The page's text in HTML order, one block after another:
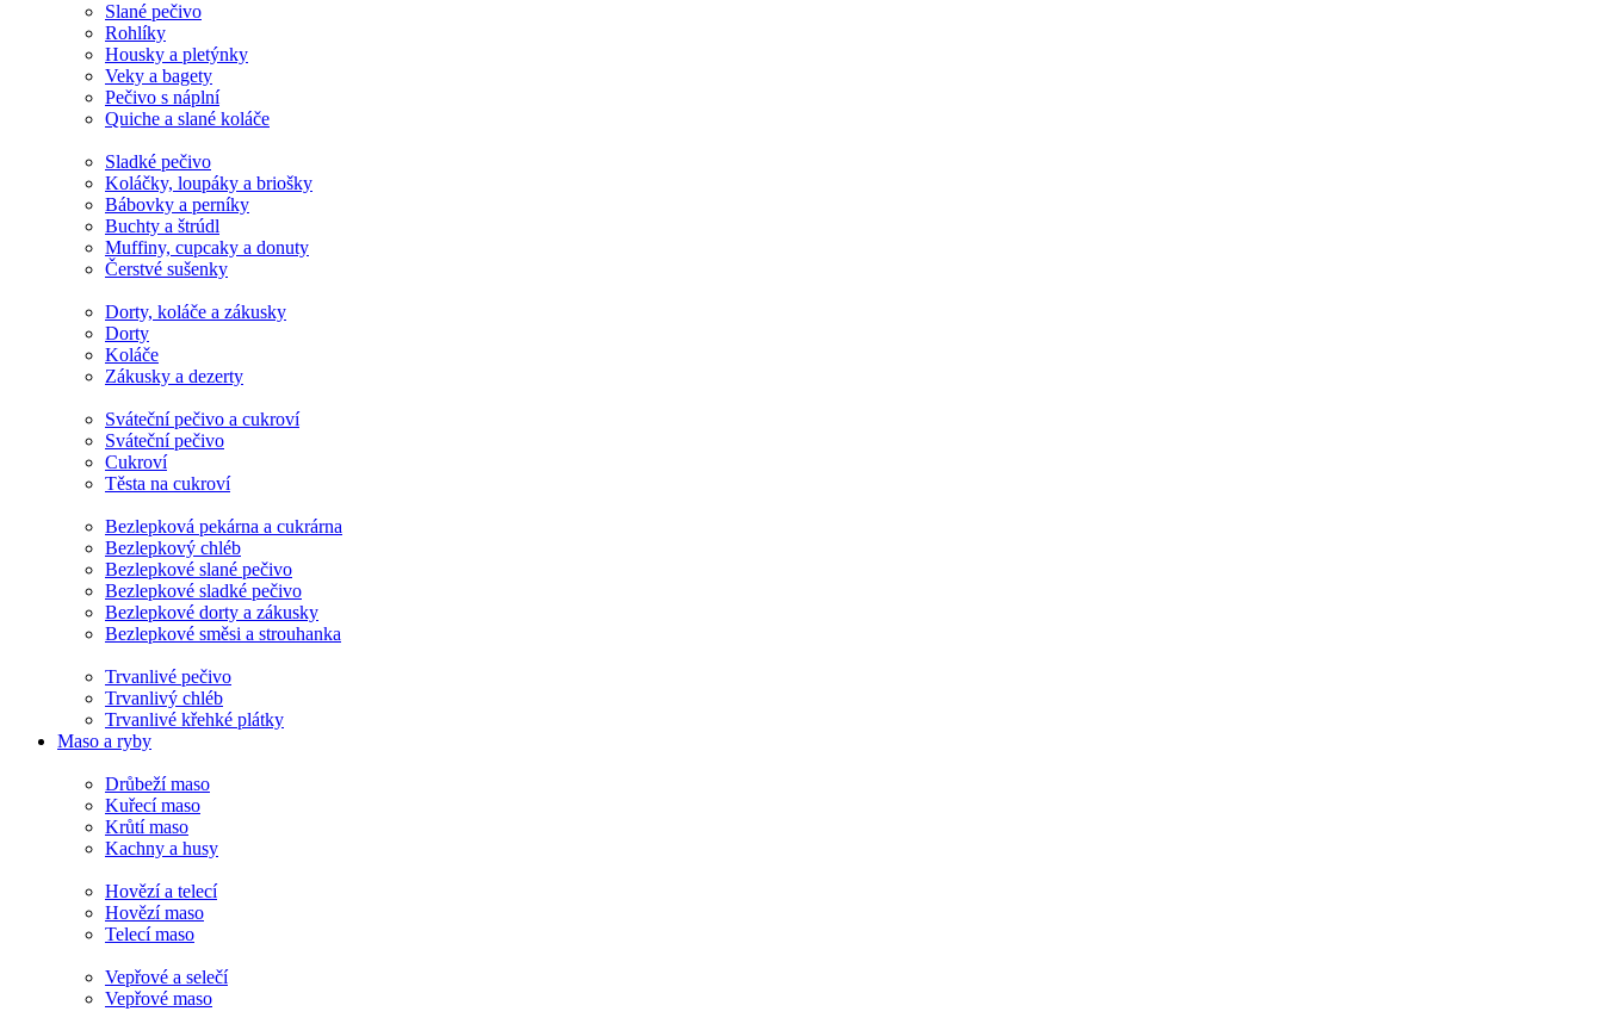
Slané pečivo
Rohlíky
Housky a pletýnky
Veky a bagety
Pečivo s náplní
Quiche a slané koláče
Sladké pečivo
Koláčky, loupáky a briošky
Bábovky a perníky
Buchty a štrúdl
Muffiny, cupcaky a donuty
Čerstvé sušenky
Dorty, koláče a zákusky
Dorty
Koláče
Zákusky a dezerty
Sváteční pečivo a cukroví
Sváteční pečivo
Cukroví
Těsta na cukroví
Bezlepková pekárna a cukrárna
Bezlepkový chléb
Bezlepkové slané pečivo
Bezlepkové sladké pečivo
Bezlepkové dorty a zákusky
Bezlepkové směsi a strouhanka
Trvanlivé pečivo
Trvanlivý chléb
Trvanlivé křehké plátky
Maso a ryby
Drůbeží maso
Kuřecí maso
Krůtí maso
Kachny a husy
Hovězí a telecí
Hovězí maso
Telecí maso
Vepřové a selečí
Vepřové maso